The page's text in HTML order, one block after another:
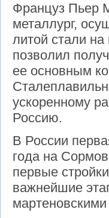
Француз Пьер
металлург,
литой стали
позволил
ее основным
ускоренному
Россию.
В России
года на
первые
важнейшие